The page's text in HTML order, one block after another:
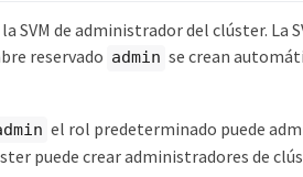
SVM de administrador del clúster. La
reservado admin se crean
el rol predeterminado puede
puede crear administradores de